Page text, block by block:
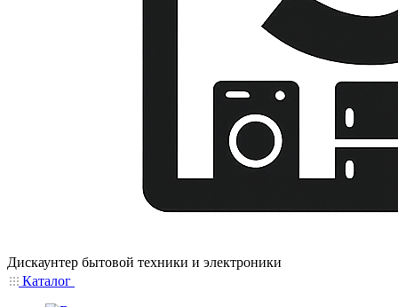
Дискаунтер бытовой техники и электроники
Каталог